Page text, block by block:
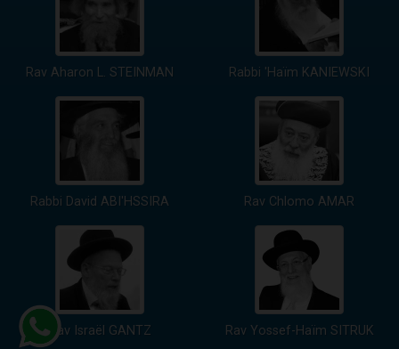
Rav Aharon L. STEINMAN Rabbi 'Haïm KANIEWSKI
Rabbi David ABI'HSSIRA Rav Chlomo AMAR
Rav Israël GANTZ Rav Yossef-Haïm SITRUK